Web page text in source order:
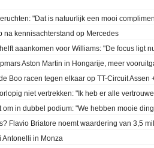
"Dat is natuurlijk een mooi
na kennisachterstand op Mercedes
aaankomen voor Williams: "De focus ligt
Aston Martin in Hongarije, meer
Boo racen tegen elkaar op TT-Circuit Assen
niet vertrekken: "Ik heb er alle
in dubbel podium: "We hebben mooie
Flavio Briatore noemt waardering van 3,5
Antonelli in Monza